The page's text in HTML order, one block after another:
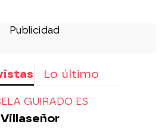
Lo último
GUIRADO ES